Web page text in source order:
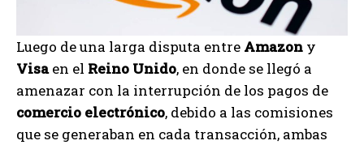
Luego de una larga disputa entre Amazon y
Visaen el Reino Unido, en donde se llegó a
amenazar con la interrupción de los pagos de
comercio electrónico, debido a las comisiones
que se generaban en cada transacción, ambas